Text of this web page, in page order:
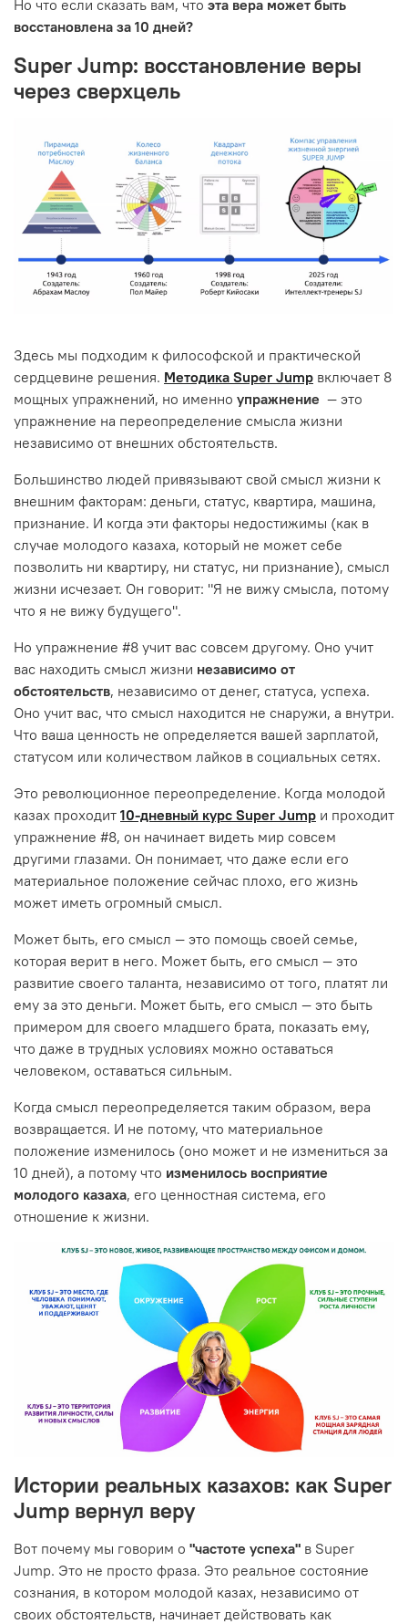
Но что если сказать вам, что эта вера может быть
восстановлена за 10 дней?
Super Jump: восстановление веры
через сверхцель
Здесь мы подходим к философской и практической
сердцевине решения. Методика Super Jump включает 8
мощных упражнений, но именно упражнение — это
упражнение на переопределение смысла жизни
независимо от внешних обстоятельств.
Большинство людей привязывают свой смысл жизни к
внешним факторам: деньги, статус, квартира, машина,
признание. И когда эти факторы недостижимы (как в
случае молодого казаха, который не может себе
позволить ни квартиру, ни статус, ни признание), смысл
жизни исчезает. Он говорит: "Я не вижу смысла, потому
что я не вижу будущего".
Но упражнение #8 учит вас совсем другому. Оно учит
вас находить смысл жизни независимо от
обстоятельств, независимо от денег, статуса, успеха.
Оно учит вас, что смысл находится не снаружи, а внутри.
Что ваша ценность не определяется вашей зарплатой,
статусом или количеством лайков в социальных сетях.
Это революционное переопределение. Когда молодой
казах проходит 10-дневный курс Super Jump и проходит
упражнение #8, он начинает видеть мир совсем
другими глазами. Он понимает, что даже если его
материальное положение сейчас плохо, его жизнь
может иметь огромный смысл.
Может быть, его смысл — это помощь своей семье,
которая верит в него. Может быть, его смысл — это
развитие своего таланта, независимо от того, платят ли
ему за это деньги. Может быть, его смысл — это быть
примером для своего младшего брата, показать ему,
что даже в трудных условиях можно оставаться
человеком, оставаться сильным.
Когда смысл переопределяется таким образом, вера
возвращается. И не потому, что материальное
положение изменилось (оно может и не измениться за
10 дней), а потому что изменилось восприятие
молодого казаха, его ценностная система, его
отношение к жизни.
Истории реальных казахов: как Super
Jump вернул веру
Вот почему мы говорим о "частоте успеха" в Super
Jump. Это не просто фраза. Это реальное состояние
сознания, в котором молодой казах, независимо от
своих обстоятельств, начинает действовать как